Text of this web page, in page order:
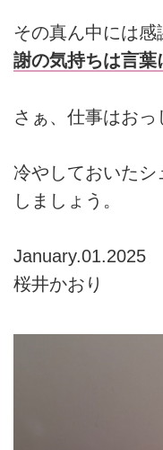
その真ん中には感
謝の気持ちは言葉
さぁ、仕事はおっ
冷やしておいたシ
しましょう。
January.01.2025
桜井かおり